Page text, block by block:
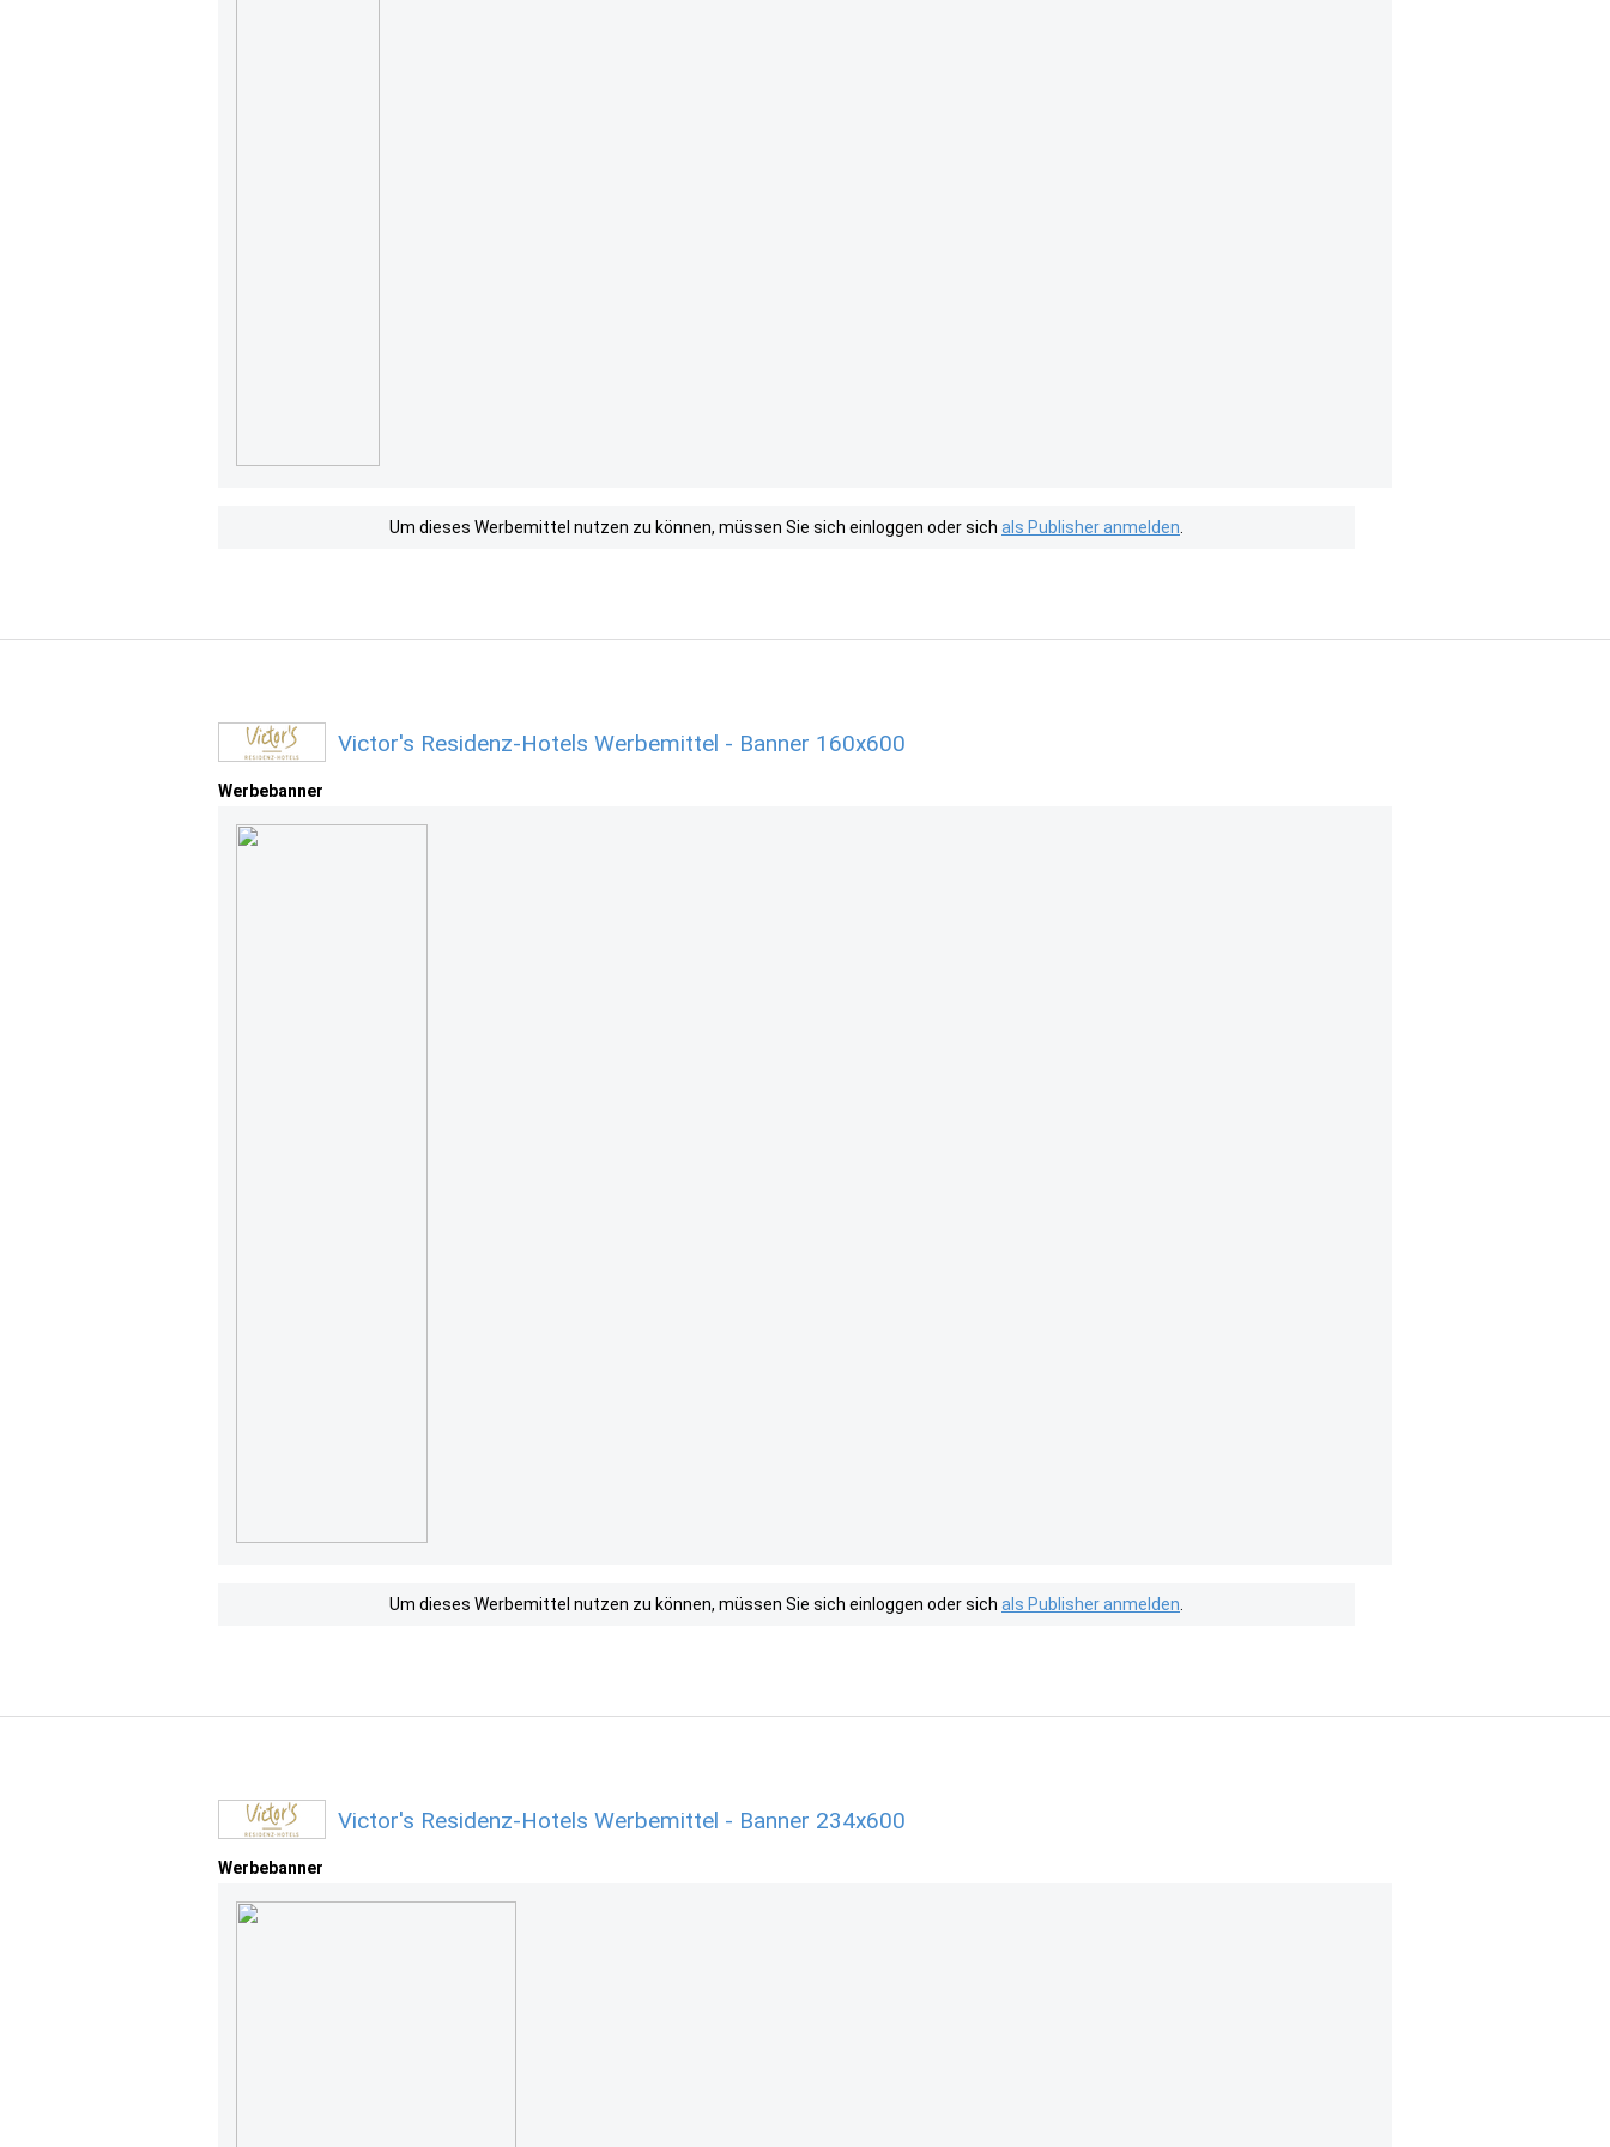
Um dieses Werbemittel nutzen zu können, müssen Sie sich einloggen oder sich als Publisher anmelden
Victor's Residenz-Hotels Werbemittel - Banner 160x600
Werbebanner
Um dieses Werbemittel nutzen zu können, müssen Sie sich einloggen oder sich als Publisher anmelden
Victor's Residenz-Hotels Werbemittel - Banner 234x600
Werbebanner